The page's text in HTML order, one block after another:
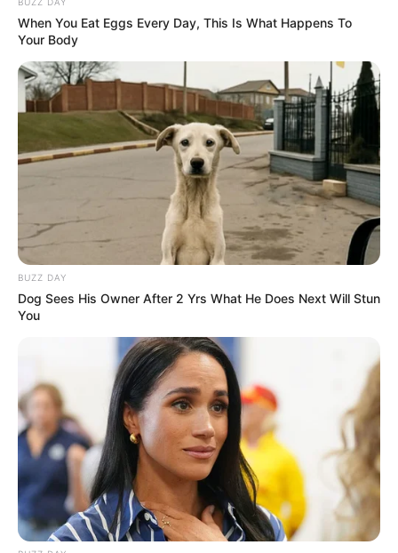
Pinterest
When You Eat Eggs Every Day, This Is What Happens To
Your Body
BUZZ DAY
Dog Sees His Owner After 2 Yrs What He Does Next Will Stun
You